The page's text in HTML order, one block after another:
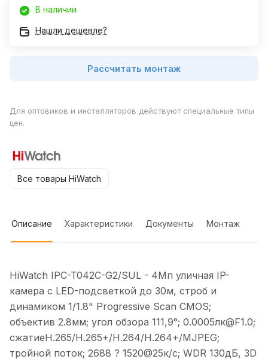
В наличии
Нашли дешевле?
Рассчитать монтаж
Для оптовиков и инсталляторов действуют специальные типы
цен.
Все товары HiWatch
Описание Характеристики Документы Монтаж
HiWatch IPC-T042C-G2/SUL - 4Мп уличная IP-
камера с LED-подсветкой до 30м, строб и
динамиком 1/1.8" Progressive Scan CMOS;
объектив 2.8мм; угол обзора 111,9°; 0.0005лк@F1.0;
сжатиеH.265/H.265+/H.264/H.264+/MJPEG;
тройной поток; 2688 ? 1520@25к/с; WDR 130дБ, 3D